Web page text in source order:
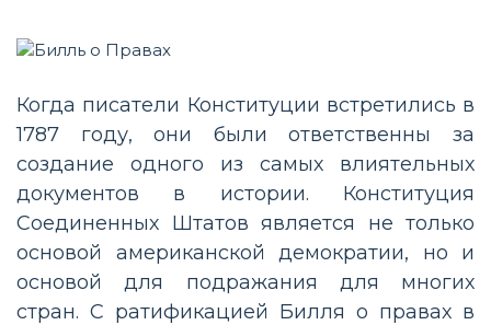
Когда писатели Конституции встретились в
1787 году, они были ответственны за
создание одного из самых влиятельных
документов в истории. Конституция
Соединенных Штатов является не только
основой американской демократии, но и
основой для подражания для многих
стран. С ратификацией Билля о правах в